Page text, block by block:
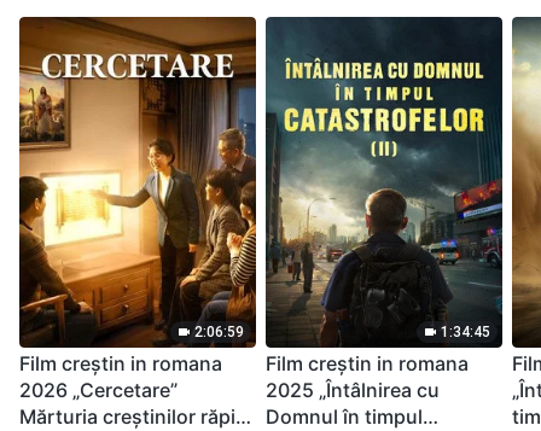
2:06:59
Film creștin in romana
2026 „Cercetare”
Mărturia creștinilor răpiți
1:34:45
Film creștin in romana
2025 „Întâlnirea cu
Domnul în timpul